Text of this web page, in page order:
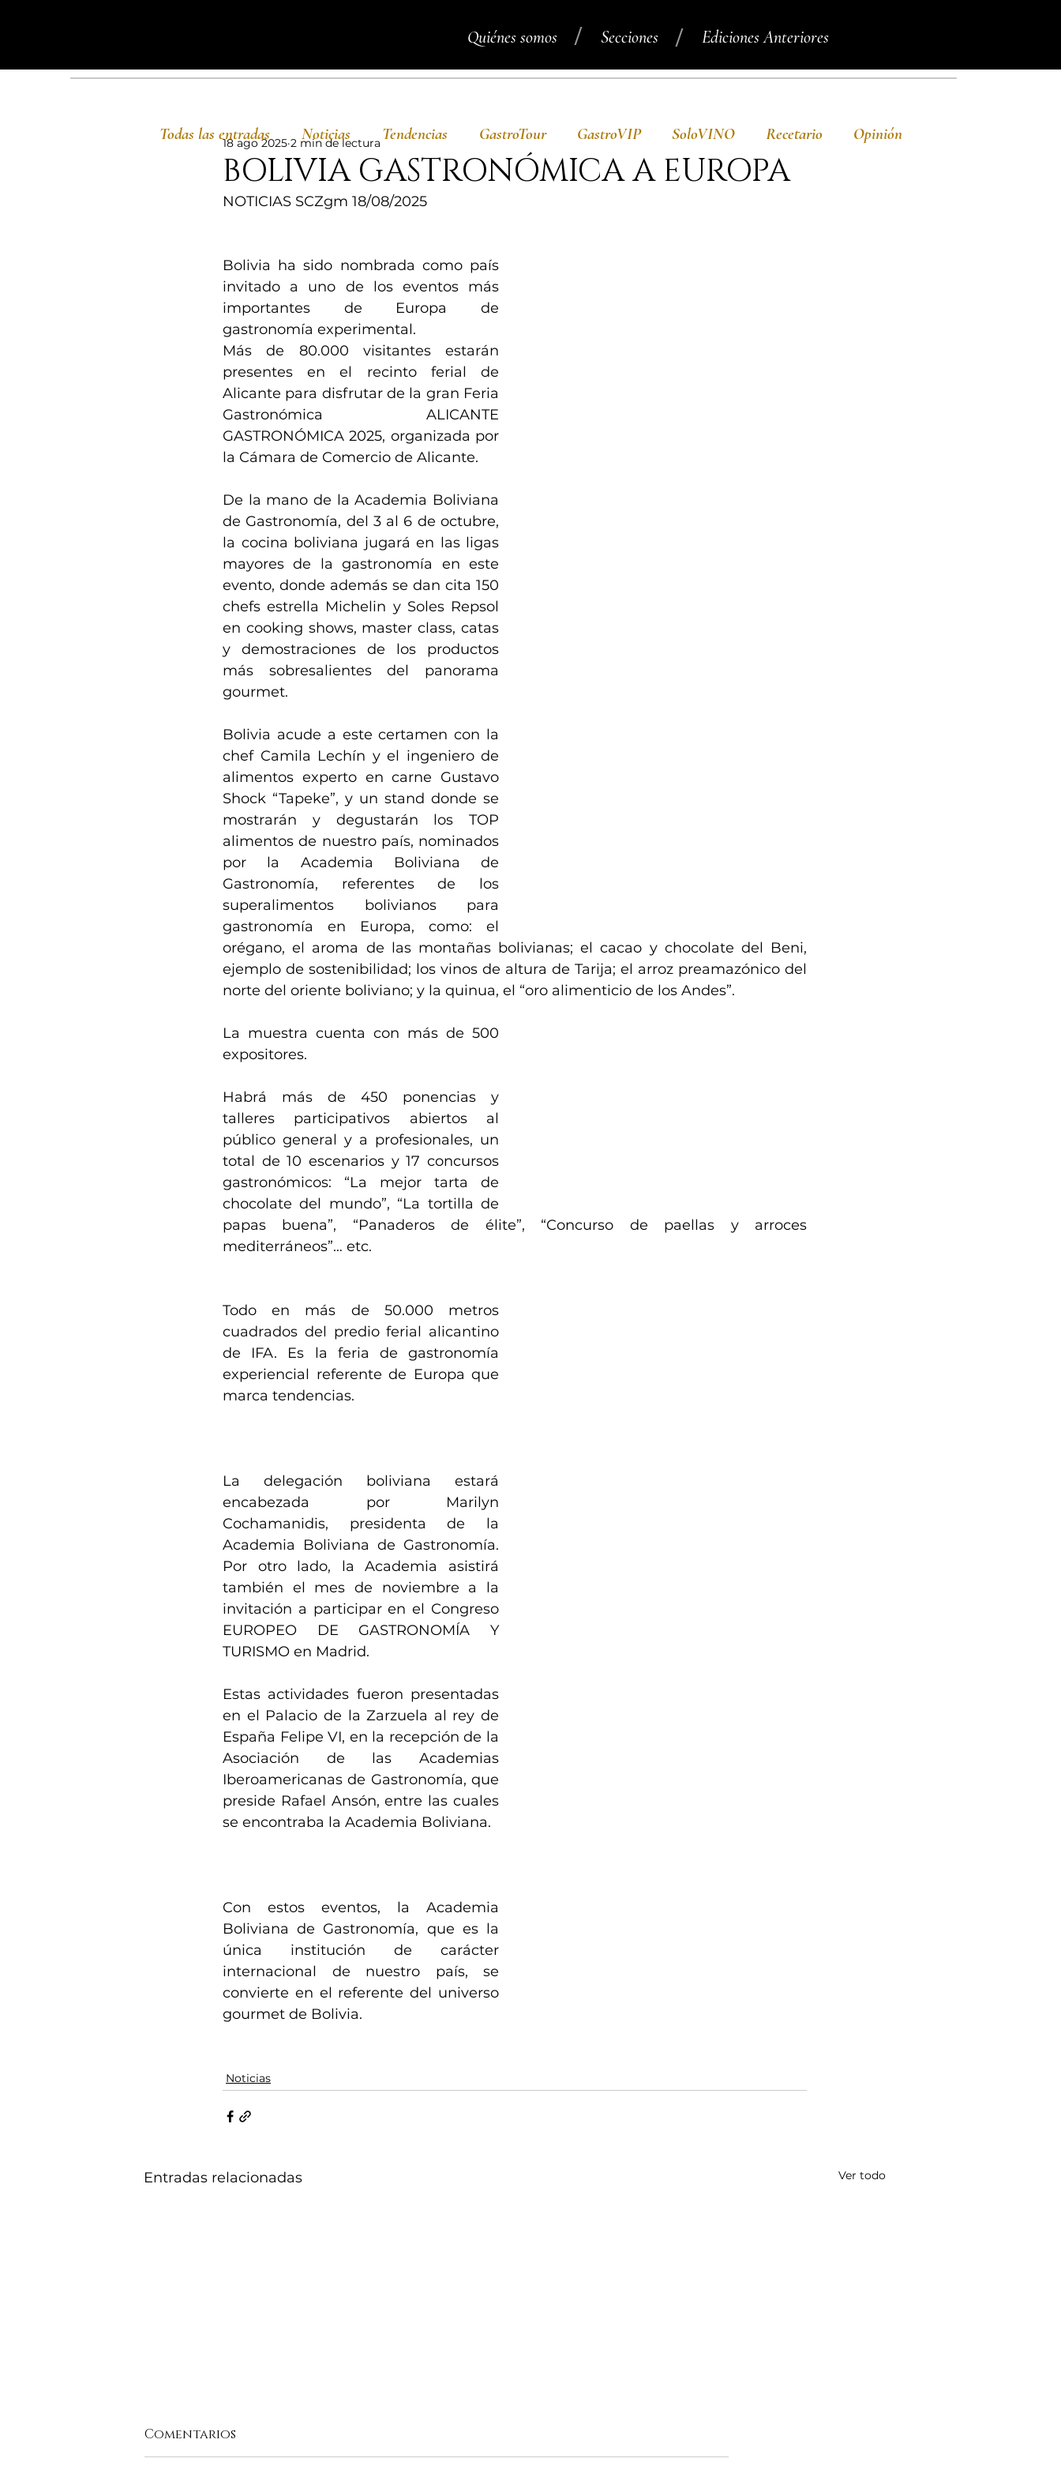
Quiénes somos Secciones Ediciones Anteriores
/ /
BOLIVIA GASTRONÓMICA A EUROPA
18 ago 2025 2 min de lectura
NOTICIAS SCZgm 18/08/2025
Bolivia ha sido nombrada como país
invitado a uno de los eventos más
importantes de Europa de
gastronomía experimental.
Más de 80.000 visitantes estarán
presentes en el recinto ferial de
Alicante para disfrutar de la gran Feria
Gastronómica ALICANTE
GASTRONÓMICA 2025, organizada por
la Cámara de Comercio de Alicante.
De la mano de la Academia Boliviana
de Gastronomía, del 3 al 6 de octubre,
la cocina boliviana jugará en las ligas
mayores de la gastronomía en este
evento, donde además se dan cita 150
chefs estrella Michelin y Soles Repsol
en cooking shows, master class, catas
y demostraciones de los productos
más sobresalientes del panorama
gourmet.
Bolivia acude a este certamen con la
chef Camila Lechín y el ingeniero de
alimentos experto en carne Gustavo
Shock “Tapeke”, y un stand donde se
mostrarán y degustarán los TOP
alimentos de nuestro país, nominados
por la Academia Boliviana de
Gastronomía, referentes de los
superalimentos bolivianos para
gastronomía en Europa, como: el
orégano, el aroma de las montañas bolivianas; el cacao y chocolate del Beni,
ejemplo de sostenibilidad; los vinos de altura de Tarija; el arroz preamazónico del
norte del oriente boliviano; y la quinua, el “oro alimenticio de los Andes”.
La muestra cuenta con más de 500
expositores.
Habrá más de 450 ponencias y
talleres participativos abiertos al
público general y a profesionales, un
total de 10 escenarios y 17 concursos
gastronómicos: “La mejor tarta de
chocolate del mundo”, “La tortilla de
papas buena”, “Panaderos de élite”, “Concurso de paellas y arroces
mediterráneos”… etc.
Todo en más de 50.000 metros
cuadrados del predio ferial alicantino
de IFA. Es la feria de gastronomía
experiencial referente de Europa que
marca tendencias.
La delegación boliviana estará
encabezada por Marilyn
Cochamanidis, presidenta de la
Academia Boliviana de Gastronomía.
Por otro lado, la Academia asistirá
también el mes de noviembre a la
invitación a participar en el Congreso
EUROPEO DE GASTRONOMÍA Y
TURISMO en Madrid.
Estas actividades fueron presentadas
en el Palacio de la Zarzuela al rey de
España Felipe VI, en la recepción de la
Asociación de las Academias
Iberoamericanas de Gastronomía, que
preside Rafael Ansón, entre las cuales
se encontraba la Academia Boliviana.
Con estos eventos, la Academia
Boliviana de Gastronomía, que es la
única institución de carácter
internacional de nuestro país, se
convierte en el referente del universo
gourmet de Bolivia.
Noticias
Entradas relacionadas Ver todo
Comentarios
Todas las entradas Noticias Tendencias GastroTour GastroVIP SoloVINO Recetario Opinión